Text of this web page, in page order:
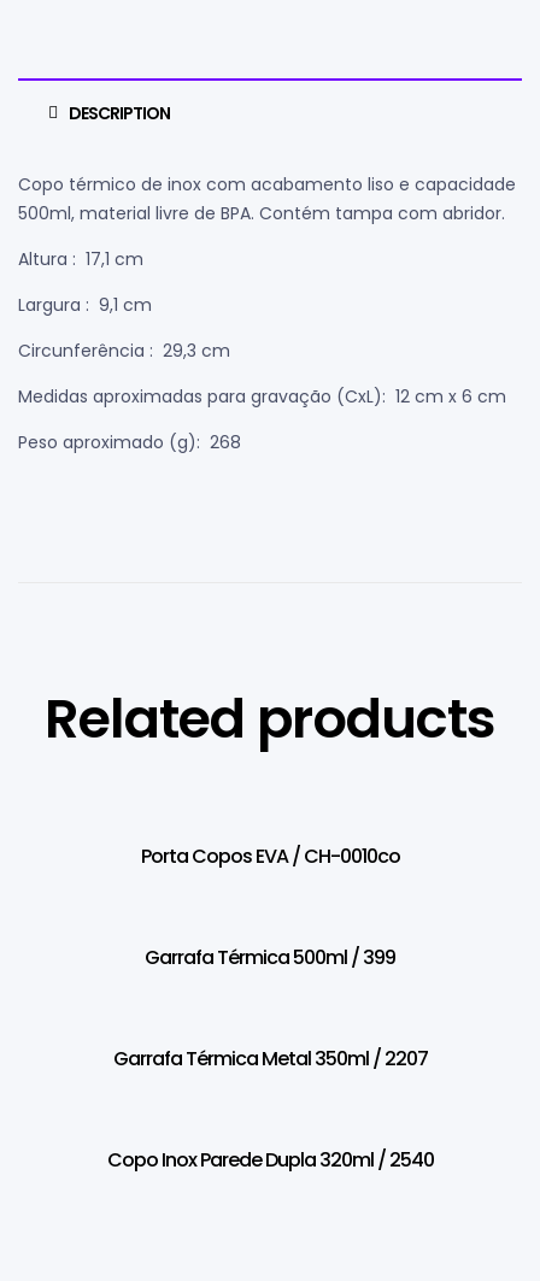
DESCRIPTION
Copo térmico de inox com acabamento liso e capacidade
500ml, material livre de BPA. Contém tampa com abridor.
Altura : 17,1 cm
Largura : 9,1 cm
Circunferência : 29,3 cm
Medidas aproximadas para gravação (CxL): 12 cm x 6 cm
Peso aproximado (g): 268
Related products
Porta Copos EVA / CH-0010co
Garrafa Térmica 500ml / 399
Garrafa Térmica Metal 350ml / 2207
Copo Inox Parede Dupla 320ml / 2540